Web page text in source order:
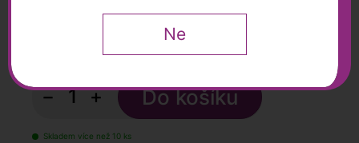
− +
Skladem více než 10 ks
Ne